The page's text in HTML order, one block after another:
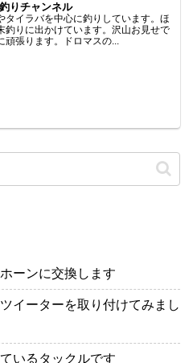
りチャンネル
タイラバを中心に釣りしています。ほ
釣りに出かけています。沢山お見せで
頑張ります。ドロマスの...
ーンに交換します
イーターを取り付けてみまし
いるタックルです